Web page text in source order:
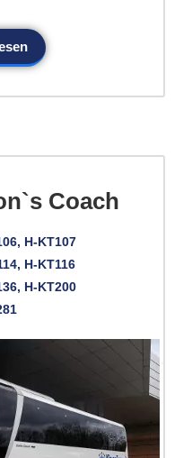
Coach
H-KT107
H-KT116
H-KT200